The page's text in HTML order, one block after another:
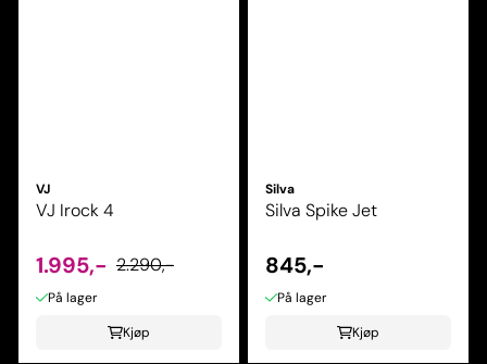
VJ
VJ Irock 4
1.995,- 2.290,-
På lager
Kjøp
Silva
Silva Spike Jet
845,-
På lager
Kjøp